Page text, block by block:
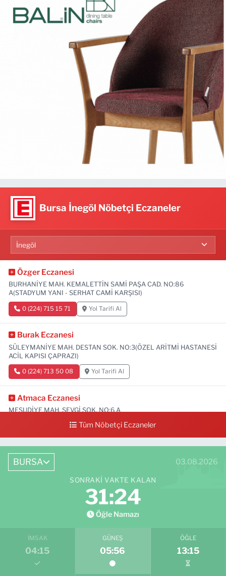
Bursa İnegöl Nöbetçi Eczaneler
Özger Eczanesi
BURHANİYE MAH. KEMALETTİN SAMİ PAŞA CAD. NO:86
A(STADYUM YANI - SERHAT CAMİ KARŞISI)
0 (224) 715 15 71 Yol Tarifi Al
Burak Eczanesi
SÜLEYMANİYE MAH. DESTAN SOK. NO:3(ÖZEL ARİTMİ HASTANESİ
ACİL KAPISI ÇAPRAZI)
0 (224) 713 50 08 Yol Tarifi Al
Atmaca Eczanesi
MESUDİYE MAH. SEVGİ SOK. NO:6 A
0 (224) 711 04 24 Yol Tarifi Al
Tüm Nöbetçi Eczaneler
BURSA 03.08.2026
SONRAKI VAKTE KALAN
31:23
Öğle Namazı
İMSAK
04:15
GÜNEŞ
05:56
ÖĞLE
13:15